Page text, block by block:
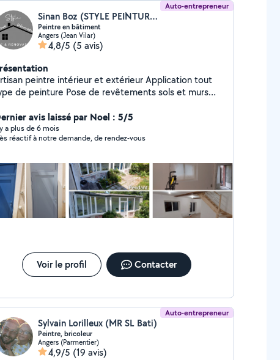
Auto-entrepreneur
Sinan Boz (STYLE PEINTURE DECORATION)
Peintre en bâtiment
Angers (Jean Vilar)
4,8/5 (5 avis)
peintre intérieur et extérieur Application tout
de peinture Pose de revêtements sols et murs
avis laissé par Noel : 5/5
a plus de 6 mois
réactif à notre demande, de rendez-vous
Voir le profil Contacter
Auto-entrepreneur
Sylvain Lorilleux (MR SL Bati)
Peintre, bricoleur
Angers (Parmentier)
4,9/5 (19 avis)